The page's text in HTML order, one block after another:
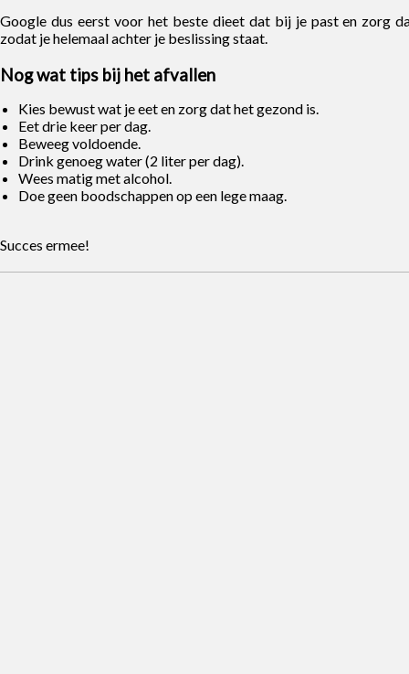
Google dus eerst voor het beste dieet dat bij je past en zorg
zodat je helemaal achter je beslissing staat.
Nog wat tips bij het afvallen
Kies bewust wat je eet en zorg dat het gezond is.
Eet drie keer per dag.
Beweeg voldoende.
Drink genoeg water (2 liter per dag).
Wees matig met alcohol.
Doe geen boodschappen op een lege maag.
Succes ermee!